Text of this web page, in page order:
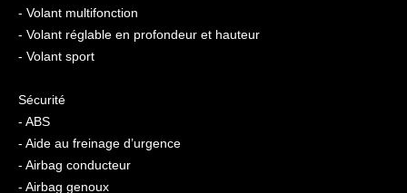
- Volant multifonction
- Volant réglable en profondeur et hauteur
- Volant sport
Sécurité
- ABS
- Aide au freinage d’urgence
- Airbag conducteur
- Airbag genoux